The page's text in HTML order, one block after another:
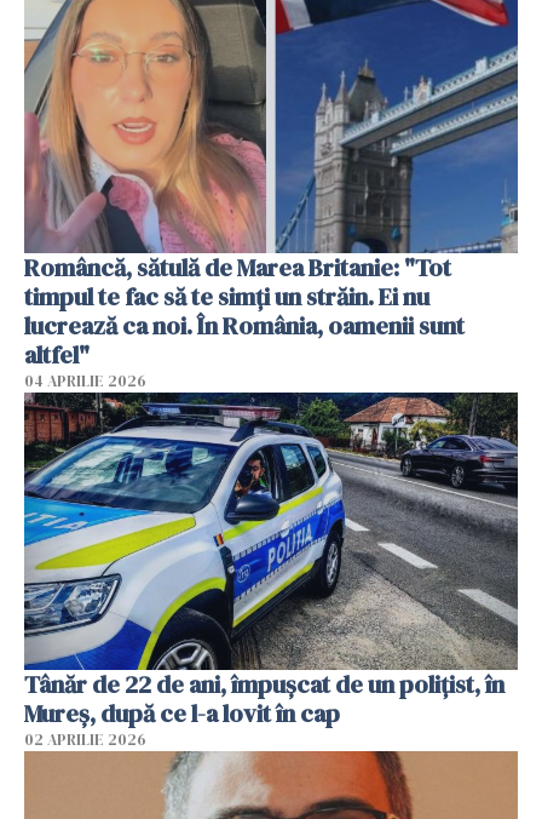
Româncă, sătulă de Marea Britanie: "Tot
timpul te fac să te simți un străin. Ei nu
lucrează ca noi. În România, oamenii sunt
altfel"
04 APRILIE 2026
Tânăr de 22 de ani, împușcat de un polițist, în
Mureș, după ce l-a lovit în cap
02 APRILIE 2026